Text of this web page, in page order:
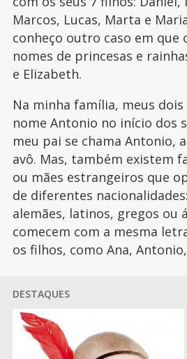
Marcos, Lucas, Marta e
conheço outro caso em que
nomes de princesas e
e Elizabeth.
Na minha família, meus
nome Antonio no início dos
meu pai se chama Antonio,
avô. Mas, também existem
ou mães estrangeiros que
de diferentes
alemães, latinos, gregos ou
comecem com a mesma
os filhos, como Ana,
DESTAQUES